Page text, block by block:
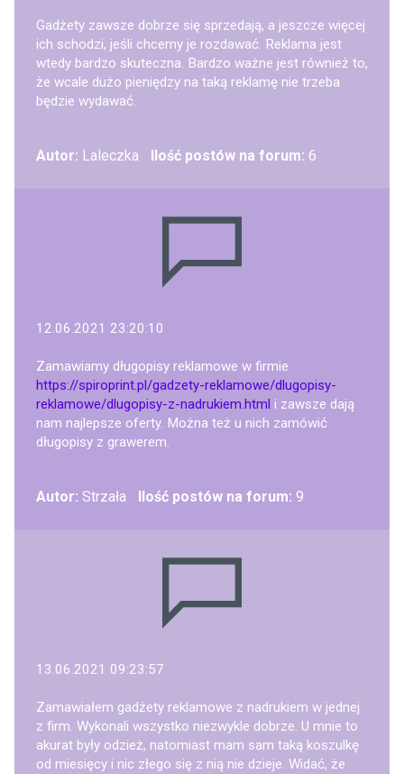
Gadżety zawsze dobrze się sprzedają, a jeszcze więcej
ich schodzi, jeśli chcemy je rozdawać. Reklama jest
wtedy bardzo skuteczna. Bardzo ważne jest również to,
że wcale dużo pieniędzy na taką reklamę nie trzeba
będzie wydawać.
Autor: Laleczka Ilość postów na forum: 6
12.06.2021 23:20:10
Zamawiamy długopisy reklamowe w firmie
https://spiroprint.pl/gadzety-reklamowe/dlugopisy-
reklamowe/dlugopisy-z-nadrukiem.html i zawsze dają
nam najlepsze oferty. Można też u nich zamówić
długopisy z grawerem.
Autor: Strzała Ilość postów na forum: 9
13.06.2021 09:23:57
Zamawiałem gadżety reklamowe z nadrukiem w jednej
z firm. Wykonali wszystko niezwykle dobrze. U mnie to
akurat były odzież, natomiast mam sam taką koszulkę
od miesięcy i nic złego się z nią nie dzieje. Widać, że